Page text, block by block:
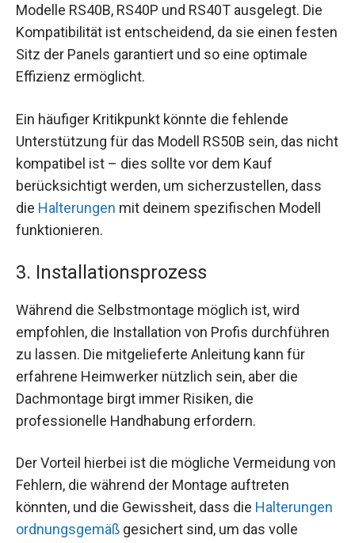
Modelle RS40B, RS40P und RS40T ausgelegt. Die
Kompatibilität ist entscheidend, da sie einen festen
Sitz der Panels garantiert und so eine optimale
Effizienz ermöglicht.
Ein häufiger Kritikpunkt könnte die fehlende
Unterstützung für das Modell RS50B sein, das nicht
kompatibel ist – dies sollte vor dem Kauf
berücksichtigt werden, um sicherzustellen, dass
die Halterungen mit deinem spezifischen Modell
funktionieren.
3. Installationsprozess
Während die Selbstmontage möglich ist, wird
empfohlen, die Installation von Profis durchführen
zu lassen. Die mitgelieferte Anleitung kann für
erfahrene Heimwerker nützlich sein, aber die
Dachmontage birgt immer Risiken, die
professionelle Handhabung erfordern.
Der Vorteil hierbei ist die mögliche Vermeidung von
Fehlern, die während der Montage auftreten
könnten, und die Gewissheit, dass die Halterungen
ordnungsgemäß gesichert sind, um das volle